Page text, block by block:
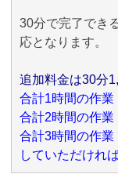
30分で完了でき
応となります。
追加料金は30分
合計1時間の作
合計2時間の作
合計3時間の作
していただけれ